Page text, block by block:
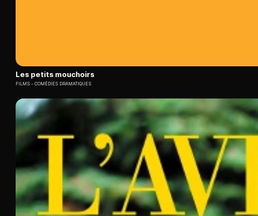
Les petits mouchoirs
FILMS COMÉDIES DRAMATIQUES